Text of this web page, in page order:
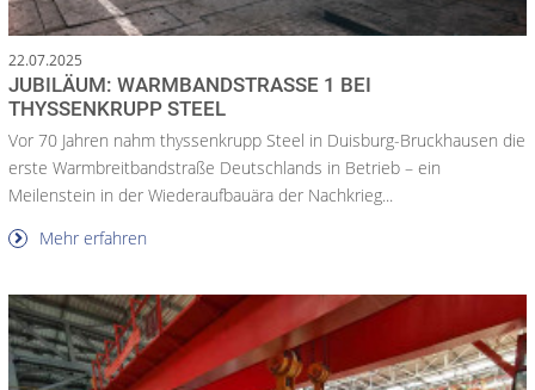
22.07.2025
JUBILÄUM: WARMBANDSTRASSE 1 BEI T
HYSSENKRUPP STEEL
Vor 70 Jahren nahm thyssenkrupp Steel in Duisburg-Bruckhausen die
erste Warmbreitbandstraße Deutschlands in Betrieb – ein
Meilenstein in der Wiederaufbauära der Nachkrieg...
Mehr erfahren